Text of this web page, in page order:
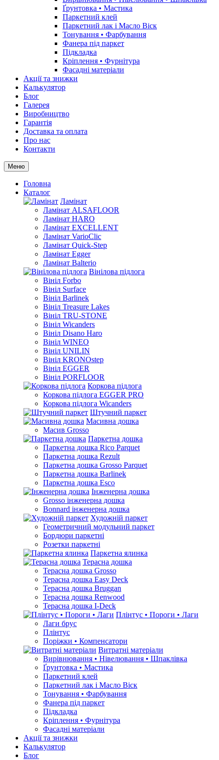
Ґрунтовкa • Мастика
Паркетний клей
Паркетний лак і Масло Віск
Тонування • Фарбування
Фанера під паркет
Підкладка
Кріплення • Фурнітура
Фасадні матеріали
Акції та знижки
Калькулятор
Блог
Галерея
Виробництво
Гарантія
Доставка та оплата
Про нас
Контакти
Меню
Головна
Каталог
Ламінат
Ламінат ALSAFLOOR
Ламінат HARO
Ламінат EXCELLENT
Ламінат VarioClic
Ламінат Quick-Step
Ламінат Egger
Ламінат Balterio
Вінілова підлога
Вініл Forbo
Вініл Surface
Вініл Barlinek
Вініл Treasure Lakes
Вініл TRU-STONE
Вініл Wicanders
Вініл Disano Haro
Вініл WINEO
Вініл UNILIN
Вініл KRONOstep
Вініл EGGER
Вініл PORFLOOR
Коркова підлога
Коркова підлога EGGER PRO
Коркова підлога Wicanders
Штучний паркет
Масивна дошка
Масив Grosso
Паркетна дошка
Паркетна дошка Rico Parquet
Паркетна дошка Rezult
Паркетна дошка Grosso Parquet
Паркетна дошка Barlinek
Паркетна дошка Esco
Інженерна дошка
Grosso інженерна дошка
Bonnard інженерна дошка
Художній паркет
Геометричний модульний паркет
Бордюри паркетні
Розетки паркетні
Паркетна ялинка
Терасна дошка
Терасна дошка Grosso
Терасна дошка Easy Deck
Терасна дошка Bruggan
Терасна дошка Renwood
Терасна дошка I-Deck
Плінтус • Пороги • Лаги
Лаги брус
Плінтус
Поріжки • Компенсатори
Витратні матеріали
Вирівнювання • Нівелювання • Шпаклівка
Ґрунтовкa • Мастика
Паркетний клей
Паркетний лак і Масло Віск
Тонування • Фарбування
Фанера під паркет
Підкладка
Кріплення • Фурнітура
Фасадні матеріали
Акції та знижки
Калькулятор
Блог